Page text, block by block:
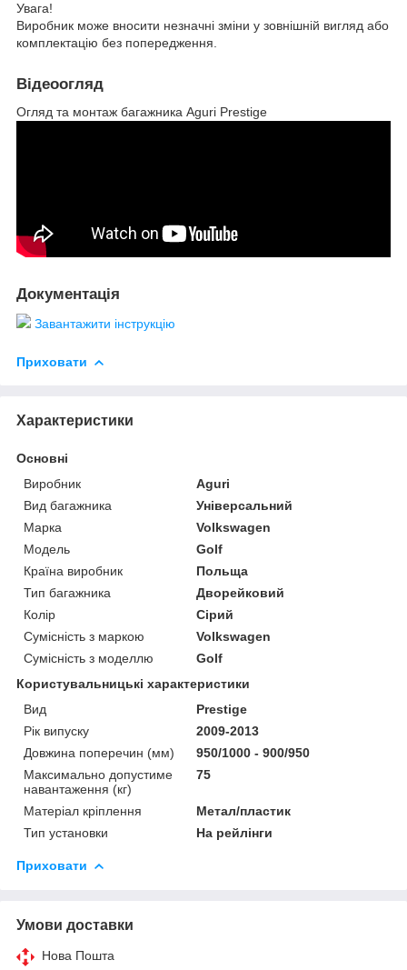
Увага!
Виробник може вносити незначні зміни у зовнішній вигляд або
комплектацію без попередження.
Відеоогляд
Огляд та монтаж багажника Aguri Prestige
Документація
Завантажити інструкцію
Приховати
Характеристики
Основні
Виробник
Aguri
Вид багажника
Універсальний
Марка
Volkswagen
Модель
Golf
Країна виробник
Польща
Тип багажника
Дворейковий
Колір
Сірий
Сумісність з маркою
Volkswagen
Сумісність з моделлю
Golf
Користувальницькі характеристики
Вид
Prestige
Рік випуску
2009-2013
Довжина поперечин (мм)
950/1000 - 900/950
Максимально допустиме
навантаження (кг)
75
Матеріал кріплення
Метал/пластик
Тип установки
На рейлінги
Приховати
Умови доставки
Нова Пошта